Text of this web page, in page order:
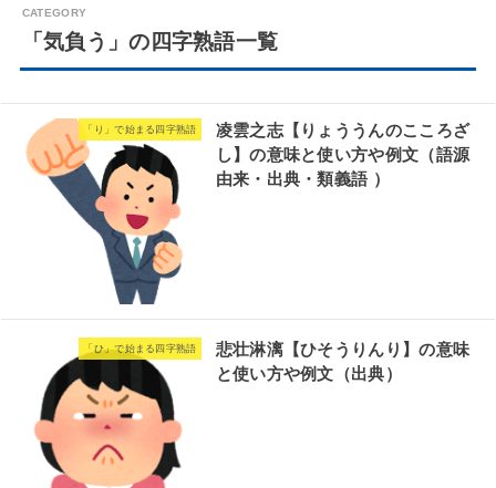
「気負う」の四字熟語一覧
「り」で始まる四字熟語
凌雲之志【りょううんのこころざ
し】の意味と使い方や例文（語源
由来・出典・類義語 ）
「ひ」で始まる四字熟語
悲壮淋漓【ひそうりんり】の意味
と使い方や例文（出典）